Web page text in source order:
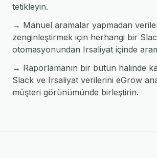
tetikleyin.
→ Manuel aramalar yapmadan
zenginleştirmek için herhangi bir
otomasyonundan Irsaliyat içinde
→ Raporlamanın bir bütün halinde
Slack ve Irsaliyat verilerini eGrow
müşteri görünümünde birleştirin.